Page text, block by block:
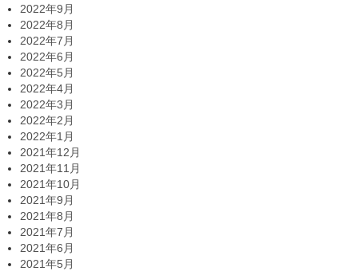
2022年9月
2022年8月
2022年7月
2022年6月
2022年5月
2022年4月
2022年3月
2022年2月
2022年1月
2021年12月
2021年11月
2021年10月
2021年9月
2021年8月
2021年7月
2021年6月
2021年5月